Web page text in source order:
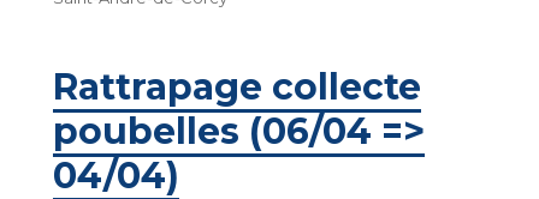
Rattrapage collecte
poubelles (06/04 =>
04/04)